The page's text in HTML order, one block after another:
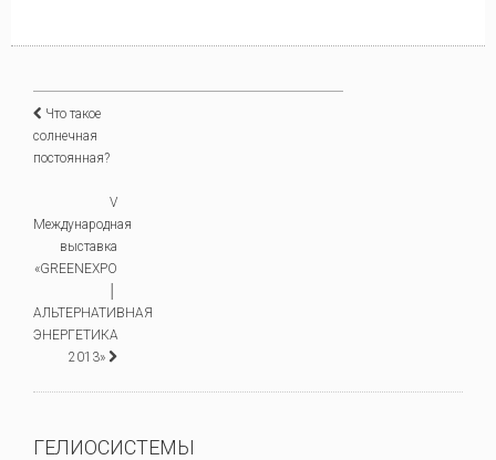
Что такое
солнечная
постоянная?
V
Международная
выставка
«GREENEXPO
АЛЬТЕРНАТИВНАЯ
ЭНЕРГЕТИКА
2013»
ГЕЛИОСИСТЕМЫ